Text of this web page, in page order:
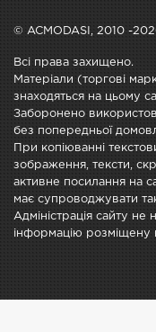
© ACMODASI, 2010 -
Всі права захищено.
Матеріали (торгові
знаходяться на цьому
Заборонено
без попередньої
При копіюванні
зображення, тексти,
активне посилання на
має супроводжувати
Адміністрація сайту не
інформацію розміщену